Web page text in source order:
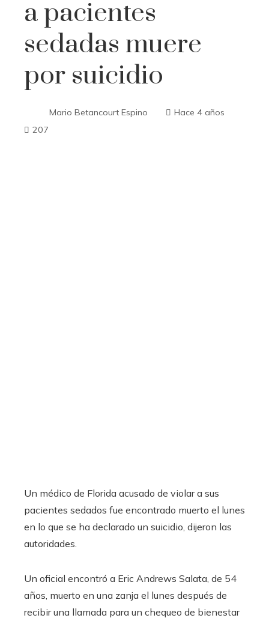
a pacientes
sedadas muere
por suicidio
Mario Betancourt Espino
Hace 4 años
207
Un médico de Florida acusado de violar a sus
pacientes sedados fue encontrado muerto el lunes
en lo que se ha declarado un suicidio, dijeron las
autoridades.
Un oficial encontró a Eric Andrews Salata, de 54
años, muerto en una zanja el lunes después de
recibir una llamada para un chequeo de bienestar